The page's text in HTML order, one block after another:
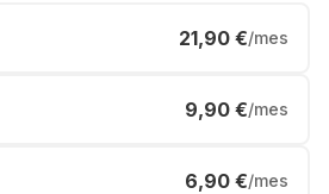
21,90 €/mes
9,90 €/mes
6,90 €/mes